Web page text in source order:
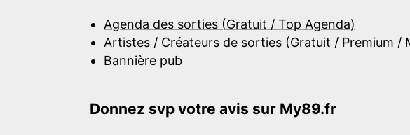
Agenda des sorties (Gratuit / Top Agenda)
Artistes / Créateurs de sorties (Gratuit / Premium /
Bannière pub
Donnez svp votre avis sur My89.fr